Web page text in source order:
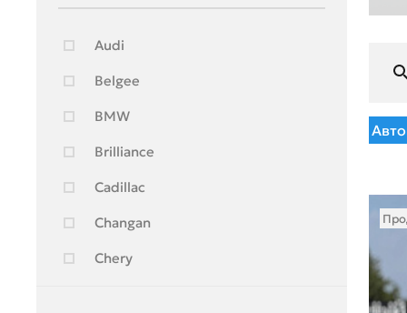
Audi
Belgee
BMW
Brilliance
Cadillac
Changan
Chery